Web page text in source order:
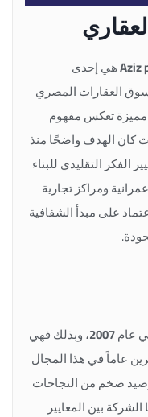
هي إحدى
العقارات المصري
مميزة تعكس مفهوم
كان الهدف واضحًا منذ
الفكر التقليدي للبناء
ومراكز تجارية
على مبدأ الشفافية
عام2007، وبذلك فهي
عاماً في هذا المجال
ضخم من النجاحات
بين المعايير